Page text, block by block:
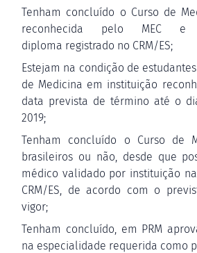
Tenham concluído o Curso de
reconhecida pelo MEC
diploma registrado no CRM/ES;
Estejam na condição de
de Medicina em instituição
data prevista de término até o
2019;
Tenham concluído o Curso de
brasileiros ou não, desde que
médico validado por instituição
CRM/ES, de acordo com o
vigor;
Tenham concluído, em PRM
na especialidade requerida como